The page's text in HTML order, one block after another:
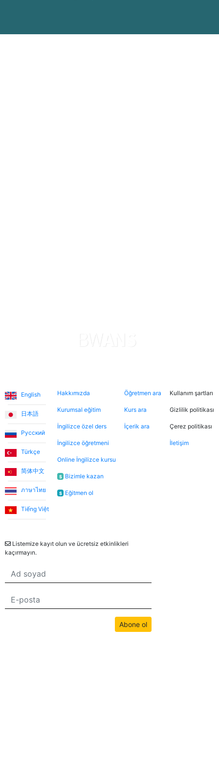
English
日本語
Русский
Türkçe
简体中文
ภาษาไทย
Tiếng Việt
Hakkımızda
Kurumsal eğitim
İngilizce özel ders
İngilizce öğretmeni
Online İngilizce kursu
$ Bizimle kazan
$ Eğitmen ol
Öğretmen ara
Kurs ara
İçerik ara
Kullanım şartları
Gizlilik politikası
Çerez politikası
İletişim
Listemize kayıt olun ve ücretsiz etkinlikleri
kaçırmayın.
Abone ol